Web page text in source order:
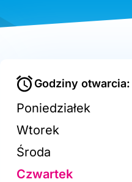
Godziny otwarcia:
Poniedziałek
Wtorek
Środa
Czwartek